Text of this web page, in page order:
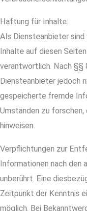
Haftung für Inhalte:
Als Diensteanbieter
Inhalte auf diesen
verantwortlich. Nach §§
Diensteanbieter jedoch
gespeicherte fremde
Umständen zu
hinweisen.
Verpflichtungen zur
Informationen nach den
unberührt. Eine
Zeitpunkt der Kenntnis
möglich. Bei